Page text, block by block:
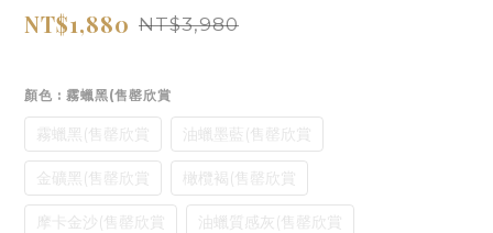
NT$1,880 NT$3,980
顏色 : 霧蠟黑(售罄欣賞
霧蠟黑(售罄欣賞 油蠟墨藍(售罄欣賞
金礦黑(售罄欣賞 橄欖褐(售罄欣賞
摩卡金沙(售罄欣賞 油蠟質感灰(售罄欣賞